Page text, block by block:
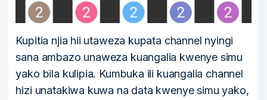
Kupitia njia hii utaweza kupata channel nyingi
sana ambazo unaweza kuangalia kwenye simu
yako bila kulipia. Kumbuka ili kuangalia channel
hizi unatakiwa kuwa na data kwenye simu yako,